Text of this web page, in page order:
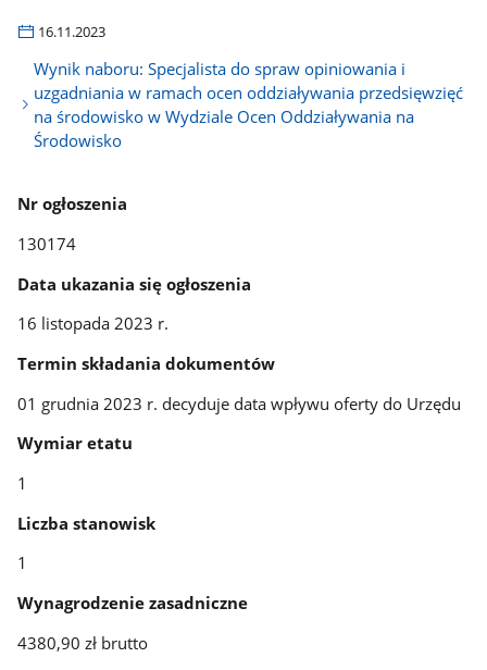
16.11.2023
Wynik naboru: Specjalista do spraw opiniowania i
uzgadniania w ramach ocen oddziaływania przedsięwzięć
na środowisko w Wydziale Ocen Oddziaływania na
Środowisko
Nr ogłoszenia
130174
Data ukazania się ogłoszenia
16 listopada 2023 r.
Termin składania dokumentów
01 grudnia 2023 r. decyduje data wpływu oferty do Urzędu
Wymiar etatu
1
Liczba stanowisk
1
Wynagrodzenie zasadniczne
4380,90 zł brutto